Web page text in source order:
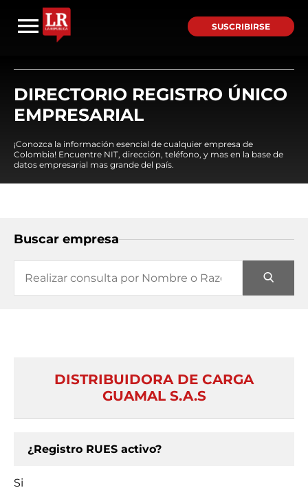
SUSCRIBIRSE
DIRECTORIO REGISTRO ÚNICO
EMPRESARIAL
¡Conozca la información esencial de cualquier empresa de
Colombia! Encuentre NIT, dirección, teléfono, y mas en la base de
datos empresarial mas grande del país.
Buscar empresa
DISTRIBUIDORA DE CARGA
GUAMAL S.A.S
¿Registro RUES activo?
Si